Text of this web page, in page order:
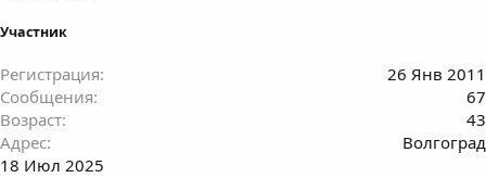
Участник
Регистрация
26 Янв 2011
Сообщения
67
Возраст
43
Адрес
Волгоград
18 Июл 2025